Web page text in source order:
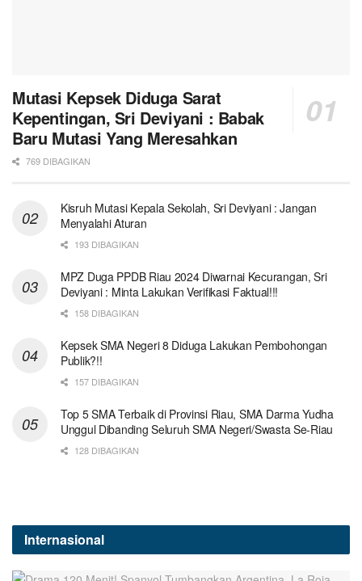
Mutasi Kepsek Diduga Sarat
Kepentingan, Sri Deviyani : Babak
Baru Mutasi Yang Meresahkan
769 DIBAGIKAN
Kisruh Mutasi Kepala Sekolah, Sri Deviyani : Jangan
Menyalahi Aturan
193 DIBAGIKAN
MPZ Duga PPDB Riau 2024 Diwarnai Kecurangan, Sri
Deviyani : Minta Lakukan Verifikasi Faktual!!!
158 DIBAGIKAN
Kepsek SMA Negeri 8 Diduga Lakukan Pembohongan
Publik?!!
157 DIBAGIKAN
Top 5 SMA Terbaik di Provinsi Riau, SMA Darma Yudha
Unggul Dibanding Seluruh SMA Negeri/Swasta Se-Riau
128 DIBAGIKAN
Internasional